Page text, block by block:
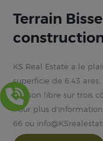
Terrain
KS Real Estate a le
superficie de 6.43
maison libre sur trois
Pour plus
66 ou